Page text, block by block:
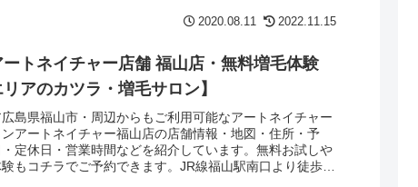
2020.08.11 2022.11.15
トネイチャー店舗 福山店・無料増毛体験
リアのカツラ・増毛サロン】
島県福山市・周辺からもご利用可能なアートネイチャー
アートネイチャー福山店の店舗情報・地図・住所・予
定休日・営業時間などを紹介しています。無料お試しや
もコチラでご予約できます。JR線福山駅南口より徒歩4